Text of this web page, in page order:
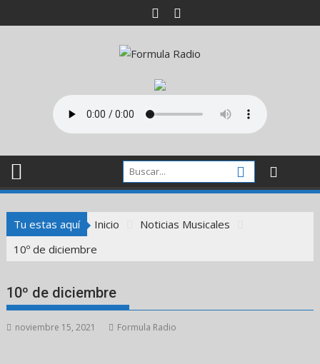
al
Tu estas aquí Inicio
Noticias Musicales
10º de diciembre
10º de diciembre
noviembre 15, 2021 Formula Radio